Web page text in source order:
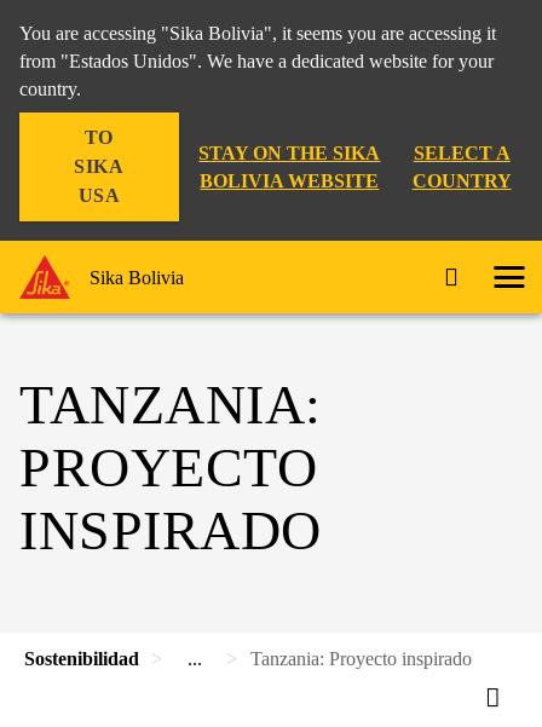
You are accessing "Sika Bolivia", it seems you are accessing it
from "Estados Unidos". We have a dedicated website for your
country.
TO
SIKA
USA
STAY ON THE SIKA
BOLIVIA WEBSITE
SELECT A
COUNTRY
Sika Bolivia
TANZANIA:
PROYECTO
INSPIRADO
Sostenibilidad ... Tanzania: Proyecto inspirado